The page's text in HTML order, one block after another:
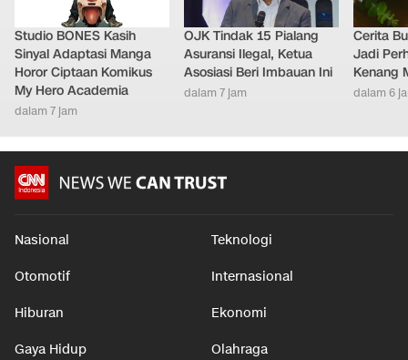
Studio BONES Kasih
Sinyal Adaptasi Manga
Horor Ciptaan Komikus
My Hero Academia
dalam 7 jam
OJK Tindak 15 Pialang
Asuransi Ilegal, Ketua
Asosiasi Beri Imbauan Ini
dalam 7 jam
Cerita
Jadi
Kenang
dalam 6
Nasional Teknologi
Otomotif Internasional
Hiburan Ekonomi
Gaya Hidup Olahraga